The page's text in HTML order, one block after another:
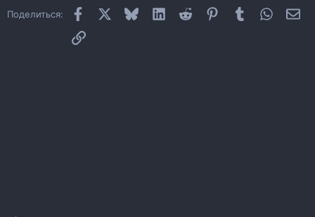
Поделиться: Facebook BlueskyLinkedInReddit PinterestTumblr
Ссылка